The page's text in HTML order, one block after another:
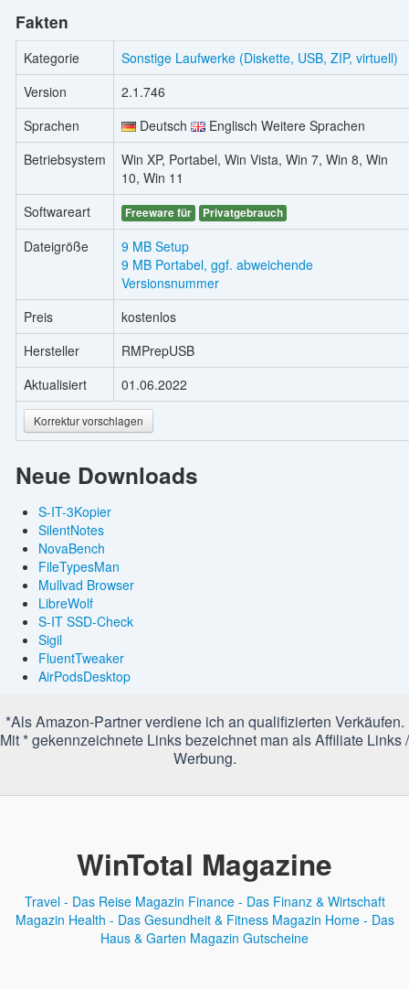
Fakten
Kategorie
Sonstige Laufwerke (Diskette, USB, ZIP, virtuell)
Version
2.1.746
Sprachen
Deutsch
Englisch Weitere Sprachen
Betriebsystem
Win XP, Portabel, Win Vista, Win 7, Win 8, Win
10, Win 11
Softwareart
Freeware für Privatgebrauch
Dateigröße
9 MB Setup
9 MB Portabel, ggf. abweichende
Versionsnummer
Preis
kostenlos
Hersteller
RMPrepUSB
Aktualisiert
01.06.2022
Korrektur vorschlagen
Neue Downloads
S-IT-3Kopier
SilentNotes
NovaBench
FileTypesMan
Mullvad Browser
LibreWolf
S-IT SSD-Check
Sigil
FluentTweaker
AirPodsDesktop
*Als Amazon-Partner verdiene ich an qualifizierten Verkäufen.
Mit * gekennzeichnete Links bezeichnet man als Affiliate Links /
Werbung.
WinTotal Magazine
Travel - Das Reise Magazin Finance - Das Finanz & Wirtschaft
Magazin Health - Das Gesundheit & Fitness Magazin Home - Das
Haus & Garten Magazin Gutscheine